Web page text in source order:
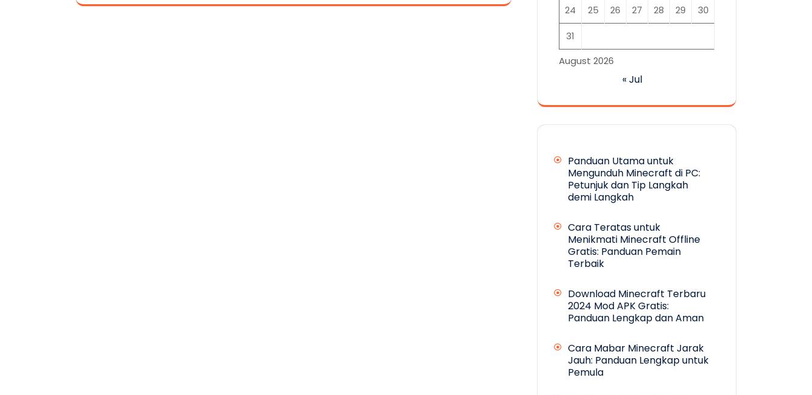
August 2026
24 25 26 27 28 29 30
31
« Jul
Panduan Utama untuk
Mengunduh Minecraft di PC:
Petunjuk dan Tip Langkah
demi Langkah
Cara Teratas untuk
Menikmati Minecraft Offline
Gratis: Panduan Pemain
Terbaik
Download Minecraft Terbaru
2024 Mod APK Gratis:
Panduan Lengkap dan Aman
Cara Mabar Minecraft Jarak
Jauh: Panduan Lengkap untuk
Pemula